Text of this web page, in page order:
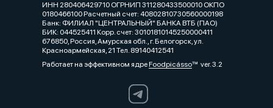
ИНН 280406429710 ОГРНИП 311280433500010 ОКПО
0180466100 Расчетный счет: 40802810730560000198
Банк: ФИЛИАЛ "ЦЕНТРАЛЬНЫЙ" БАНКА ВТБ (ПАО)
БИК: 044525411 Корр. счет: 30101810145250000411
676850, Россия, Амурская обл., г. Белогорск, ул.
Красноармейская, 21 Тел. 89140412541
Работает на эффективном ядреFoodpicássover. 3.2